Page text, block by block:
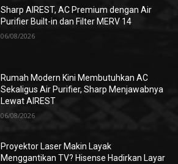
Sharp AIREST, AC Premium dengan Air
Purifier Built-in dan Filter MERV 14
06/08/2026
Rumah Modern Kini Membutuhkan AC
Sekaligus Air Purifier, Sharp Menjawabnya
Lewat AIREST
06/08/2026
Proyektor Laser Makin Layak
Menggantikan TV? Hisense Hadirkan Layar